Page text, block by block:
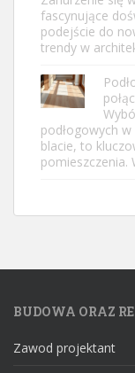
fascynujące
podejście do
trendy w
podłogowych
blacie, to
pomieszczenia.
BUDOWA ORAZ
Zawod projektant